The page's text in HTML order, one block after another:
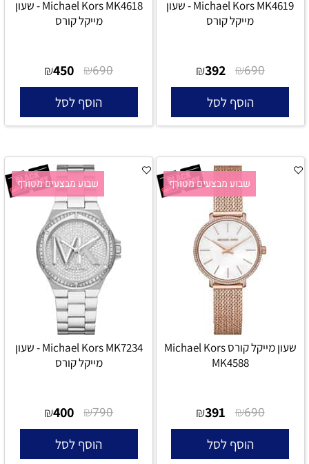
Michael Kors MK4619 - שעון
מייקל קורס
₪690
₪392
הוסף לסל
Michael Kors MK4618 - שעון
מייקל קורס
₪690
₪450
הוסף לסל
שבוע מבצעים מטורף
שעון מייקל קורס Michael Kors
MK4588
₪690
₪391
הוסף לסל
שבוע מבצעים מטורף
Michael Kors MK7234 - שעון
מייקל קורס
₪790
₪400
הוסף לסל